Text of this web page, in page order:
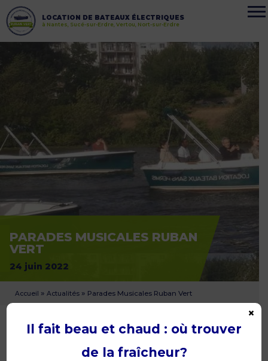
LOCATION DE BATEAUX ÉLECTRIQUES
à Nantes, Sucé-sur-Erdre, Vertou, Nort-sur-Erdre
PARADES MUSICALES RUBAN
VERT
24 juin 2022
Accueil » Actualités » Parades Musicales Ruban Vert
Il fait beau et chaud : où trouver
de la fraîcheur?
×